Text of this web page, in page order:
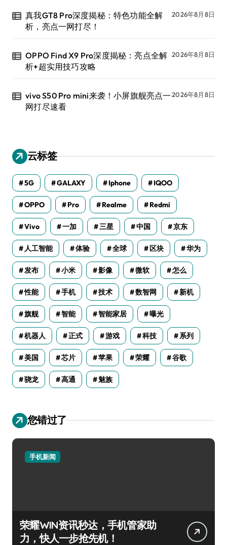
真我GT8 Pro深度揭秘：特色功能全解
析，亮点一网打尽！
2026年8月8日
OPPO Find X9 Pro深度揭秘：亮点全解
析+超实用技巧攻略
2026年8月8日
vivo S50 Pro mini来袭！小屏旗舰亮点一
网打尽速看
2026年8月8日
云标签
5G GALAXY Iphone IQOO
OPPO Pro Realme Redmi
Vivo 一加 三星 中国 京东
人工智能 体验 全球 区块 华为
发布 小米 影像 微软 怎么
性能 手机 技术 数智网 新机
旗舰 智能 智能家居 曝光
机器人 正式 游戏 科技 系列
美国 芯片 苹果 荣耀 谷歌
骁龙 高通 魅族
您错过了
手机新闻
荣耀WIN资讯秒达，手机管家助
力，快人一步抢先机！